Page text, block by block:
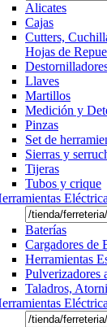
Alicates
Cajas
Cutters,
Hojas de
Llaves
Martillos
Medición y
Pinzas
Set de
Sierras y
Tijeras
Tubos y crique
Baterías
Cargadores de
Herramientas
Pulverizadores
Taladros,